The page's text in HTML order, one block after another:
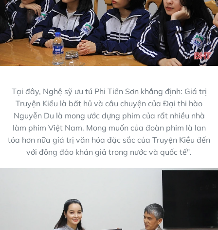
Tại đây, Nghệ sỹ ưu tú Phi Tiến Sơn khẳng định: Giá trị
Truyện Kiều là bất hủ và câu chuyện của Đại thi hào
Nguyễn Du là mong ước dựng phim của rất nhiều nhà
làm phim Việt Nam. Mong muốn của đoàn phim là lan
tỏa hơn nữa giá trị văn hóa đặc sắc của Truyện Kiều đến
với đông đảo khán giả trong nước và quốc tế".